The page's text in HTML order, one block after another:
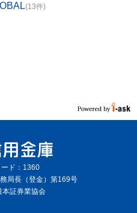
(13件)
ド：1360
局長（登金）第169号
本証券業協会